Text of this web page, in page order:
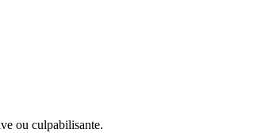
ou culpabilisante.